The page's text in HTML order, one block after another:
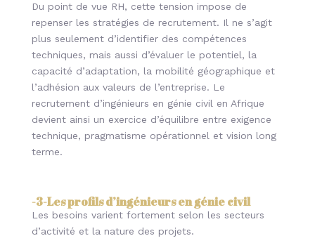
Du point de vue RH, cette tension impose de
repenser les stratégies de recrutement. Il ne s’agit
plus seulement d’identifier des compétences
techniques, mais aussi d’évaluer le potentiel, la
capacité d’adaptation, la mobilité géographique et
l’adhésion aux valeurs de l’entreprise. Le
recrutement d’ingénieurs en génie civil en Afrique
devient ainsi un exercice d’équilibre entre exigence
technique, pragmatisme opérationnel et vision long
terme.
-3-Les profils d’ingénieurs en génie civil
Les besoins varient fortement selon les secteurs
d’activité et la nature des projets.